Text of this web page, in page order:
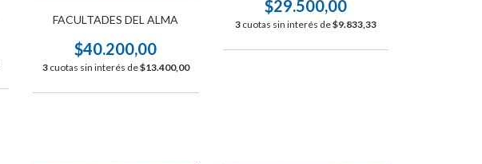
FACULTADES DEL ALMA
$40.200,00
3 cuotas sin interés de$13.400,00
$29.500,00
3 cuotas sin interés de$9.833,33